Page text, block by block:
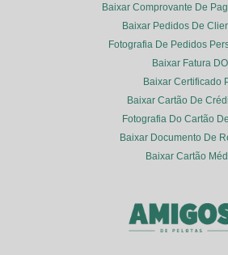
Baixar Comprovante De
Baixar Pedidos De
Fotografia De Pedidos
Baixar Fatura
Baixar Certificado
Baixar Cartão De
Fotografia Do Cartão
Baixar Documento De
Baixar Cartão